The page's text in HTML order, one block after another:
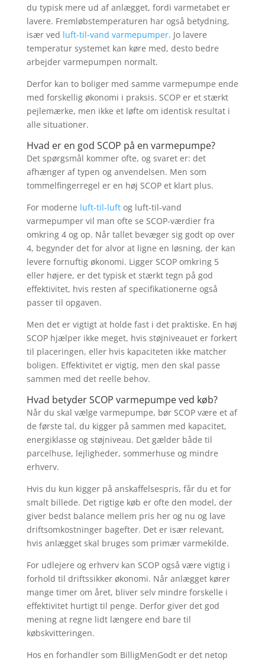
du typisk mere ud af anlægget, fordi varmetabet er
lavere. Fremløbstemperaturen har også betydning,
især ved luft-til-vand varmepumper. Jo lavere
temperatur systemet kan køre med, desto bedre
arbejder varmepumpen normalt.
Derfor kan to boliger med samme varmepumpe ende
med forskellig økonomi i praksis. SCOP er et stærkt
pejlemærke, men ikke et løfte om identisk resultat i
alle situationer.
Hvad er en god SCOP på en varmepumpe?
Det spørgsmål kommer ofte, og svaret er: det
afhænger af typen og anvendelsen. Men som
tommelfingerregel er en høj SCOP et klart plus.
For moderne luft-til-luftog luft-til-vand
varmepumper vil man ofte se SCOP-værdier fra
omkring 4 og op. Når tallet bevæger sig godt op over
4, begynder det for alvor at ligne en løsning, der kan
levere fornuftig økonomi. Ligger SCOP omkring 5
eller højere, er det typisk et stærkt tegn på god
effektivitet, hvis resten af specifikationerne også
passer til opgaven.
Men det er vigtigt at holde fast i det praktiske. En høj
SCOP hjælper ikke meget, hvis støjniveauet er forkert
til placeringen, eller hvis kapaciteten ikke matcher
boligen. Effektivitet er vigtig, men den skal passe
sammen med det reelle behov.
Hvad betyder SCOP varmepumpe ved køb?
Når du skal vælge varmepumpe, bør SCOP være et af
de første tal, du kigger på sammen med kapacitet,
energiklasse og støjniveau. Det gælder både til
parcelhuse, lejligheder, sommerhuse og mindre
erhverv.
Hvis du kun kigger på anskaffelsespris, får du et for
smalt billede. Det rigtige køb er ofte den model, der
giver bedst balance mellem pris her og nu og lave
driftsomkostninger bagefter. Det er især relevant,
hvis anlægget skal bruges som primær varmekilde.
For udlejere og erhverv kan SCOP også være vigtig i
forhold til driftssikker økonomi. Når anlægget kører
mange timer om året, bliver selv mindre forskelle i
effektivitet hurtigt til penge. Derfor giver det god
mening at regne lidt længere end bare til
købskvitteringen.
Hos en forhandler som BilligMenGodt er det netop